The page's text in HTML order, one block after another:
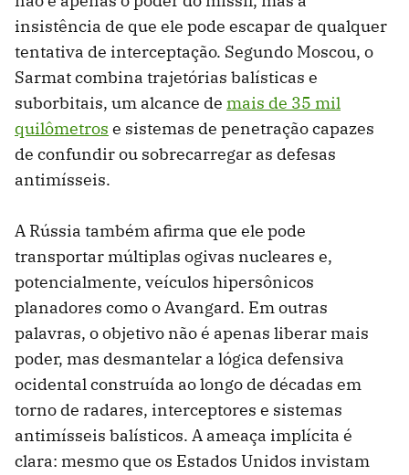
insistência de que ele pode escapar de qualquer
tentativa de interceptação. Segundo Moscou, o
Sarmat combina trajetórias balísticas e
suborbitais, um alcance de mais de 35 mil
quilômetros e sistemas de penetração capazes
de confundir ou sobrecarregar as defesas
antimísseis.
A Rússia também afirma que ele pode
transportar múltiplas ogivas nucleares e,
potencialmente, veículos hipersônicos
planadores como o Avangard. Em outras
palavras, o objetivo não é apenas liberar mais
poder, mas desmantelar a lógica defensiva
ocidental construída ao longo de décadas em
torno de radares, interceptores e sistemas
antimísseis balísticos. A ameaça implícita é
clara: mesmo que os Estados Unidos invistam